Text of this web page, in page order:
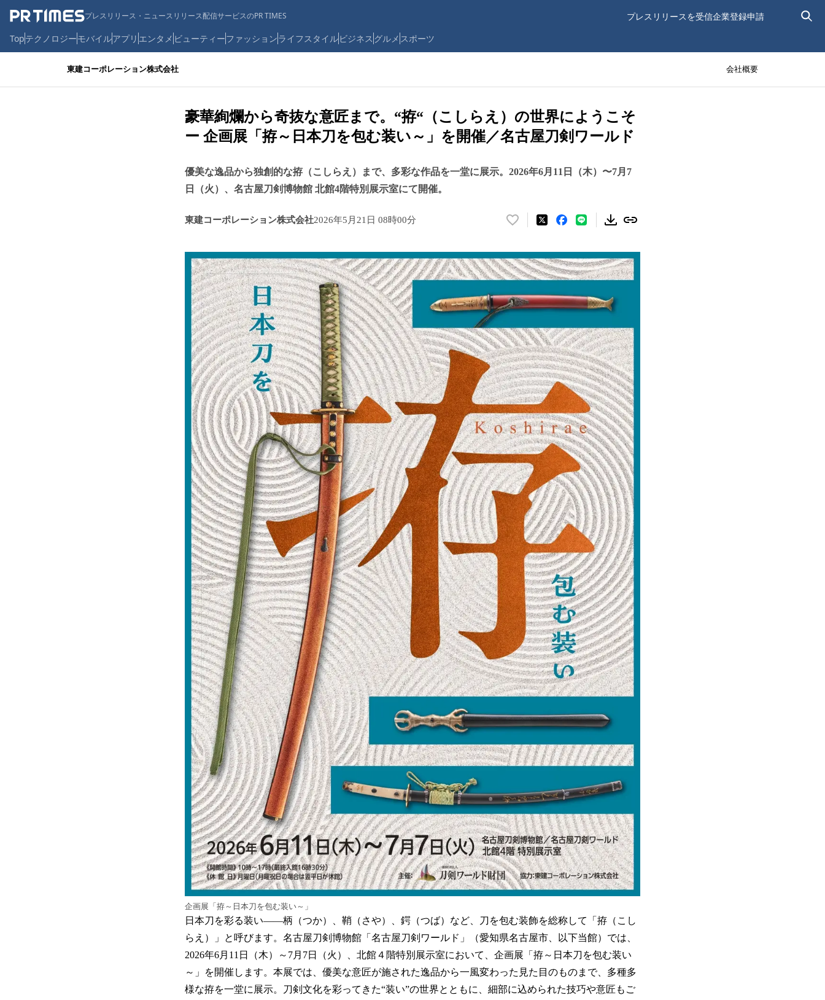
プレスリリース・ニュースリリース配信サービスのPR TIMES プレスリリースを受信企業登録申請
Topテクノロジーモバイルアプリ エンタメ ビューティーファッションライフスタイルビジネス グルメ スポーツ
東建コーポレーション株式会社 会社概要
豪華絢爛から奇抜な意匠まで。“拵“（こしらえ）の世界にようこそ
ー 企画展「拵～日本刀を包む装い～」を開催／名古屋刀剣ワールド
優美な逸品から独創的な拵（こしらえ）まで、多彩な作品を一堂に展示。2026年6月11日（木）〜7月7
日（火）、名古屋刀剣博物館 北館4階特別展示室にて開催。
東建コーポレーション株式会社2026年5月21日 08時00分
い
ね
！
数
読
込
み
中
で
す
企画展「拵～日本刀を包む装い～」
日本刀を彩る装い——柄（つか）、鞘（さや）、鍔（つば）など、刀を包む装飾を総称して「拵（こし
らえ）」と呼びます。名古屋刀剣博物館「名古屋刀剣ワールド」（愛知県名古屋市、以下当館）では、
2026年6月11日（木）～7月7日（火）、北館４階特別展示室において、企画展「拵～日本刀を包む装い
～」を開催します。本展では、優美な意匠が施された逸品から一風変わった見た目のものまで、多種多
様な拵を一堂に展示。刀剣文化を彩ってきた“装い”の世界とともに、細部に込められた技巧や意匠もご